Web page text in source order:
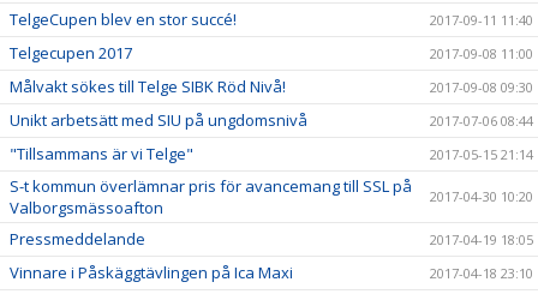
TelgeCupen blev en stor succé! 2017-09-11 11:40
Telgecupen 2017 2017-09-08 11:00
Målvakt sökes till Telge SIBK Röd Nivå! 2017-09-08 09:30
Unikt arbetsätt med SIU på ungdomsnivå 2017-07-06 08:44
"Tillsammans är vi Telge" 2017-05-15 21:14
S-t kommun överlämnar pris för avancemang till SSL på
Valborgsmässoafton
2017-04-30 10:20
Pressmeddelande 2017-04-19 18:05
Vinnare i Påskäggtävlingen på Ica Maxi 2017-04-18 23:10